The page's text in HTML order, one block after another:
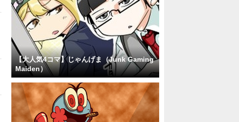
【大人気4コマ】じゃんげま（Junk Gaming
Maiden）